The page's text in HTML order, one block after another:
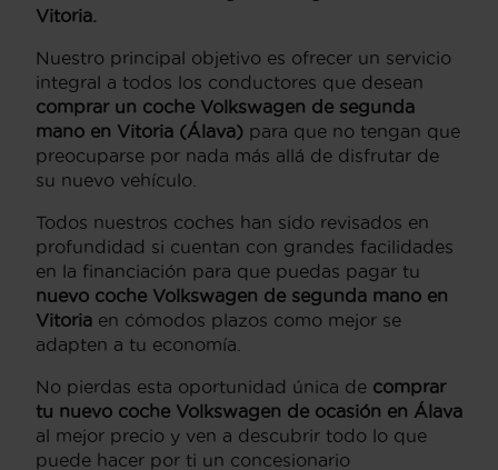
Vitoria.
Nuestro principal objetivo es ofrecer un servicio
integral a todos los conductores que desean
comprar un coche Volkswagen de segunda
mano en Vitoria (Álava) para que no tengan que
preocuparse por nada más allá de disfrutar de
su nuevo vehículo.
Todos nuestros coches han sido revisados en
profundidad si cuentan con grandes facilidades
en la financiación para que puedas pagar tu
nuevo coche Volkswagen de segunda mano en
Vitoria en cómodos plazos como mejor se
adapten a tu economía.
No pierdas esta oportunidad única de comprar
tu nuevo coche Volkswagen de ocasión en Álava
al mejor precio y ven a descubrir todo lo que
puede hacer por ti un concesionario